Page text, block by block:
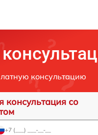
консультацию
консультация со